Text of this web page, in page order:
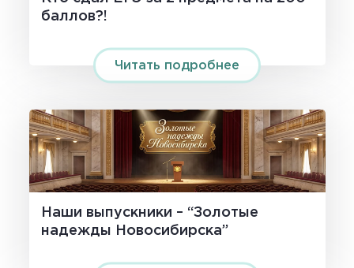
баллов?!
Читать подробнее
Наши выпускники – “Золотые
надежды Новосибирска”